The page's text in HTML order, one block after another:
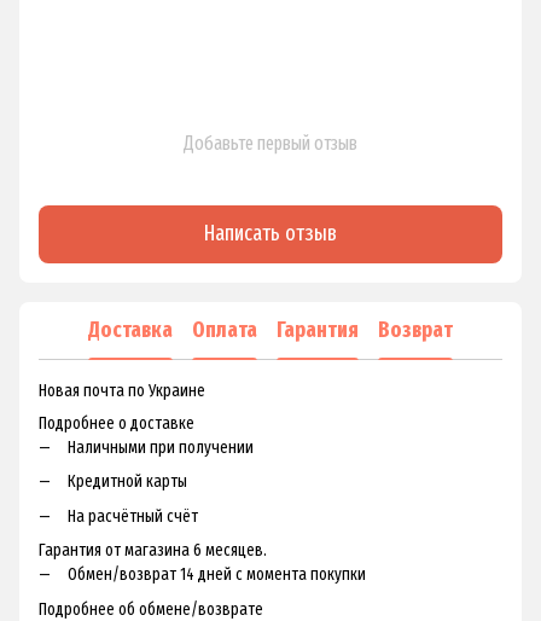
Добавьте первый отзыв
Написать отзыв
Доставка Оплата Гарантия Возврат
Новая почта по Украине
Подробнее о доставке
Наличными при получении
Кредитной карты
На расчётный счёт
Гарантия от магазина 6 месяцев.
Обмен/возврат 14 дней с момента покупки
Подробнее об обмене/возврате